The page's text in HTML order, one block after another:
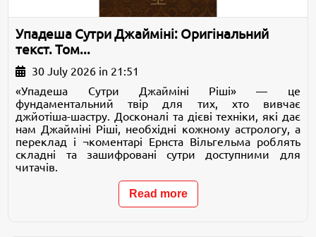
Упадеша Сутри Джайміні: Оригінальний
текст. Том...
30 July 2026 in 21:51
«Упадеша Сутри Джайміні Ріші» — це
фундаментальний твір для тих, хто вивчає
джйотіша-шастру. Досконалі та дієві техніки, які дає
нам Джайміні Ріші, необхідні кожному астрологу, а
переклад і ¬коментарі Ернста Вільгельма роблять
складні та зашифровані сутри доступними для
читачів.
Read more